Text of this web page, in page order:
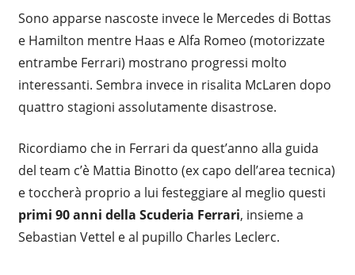
Sono apparse nascoste invece le Mercedes di Bottas
e Hamilton mentre Haas e Alfa Romeo (motorizzate
entrambe Ferrari) mostrano progressi molto
interessanti. Sembra invece in risalita McLaren dopo
quattro stagioni assolutamente disastrose.
Ricordiamo che in Ferrari da quest’anno alla guida
del team c’è Mattia Binotto (ex capo dell’area tecnica)
e toccherà proprio a lui festeggiare al meglio questi
primi 90 anni della Scuderia Ferrari, insieme a
Sebastian Vettel e al pupillo Charles Leclerc.